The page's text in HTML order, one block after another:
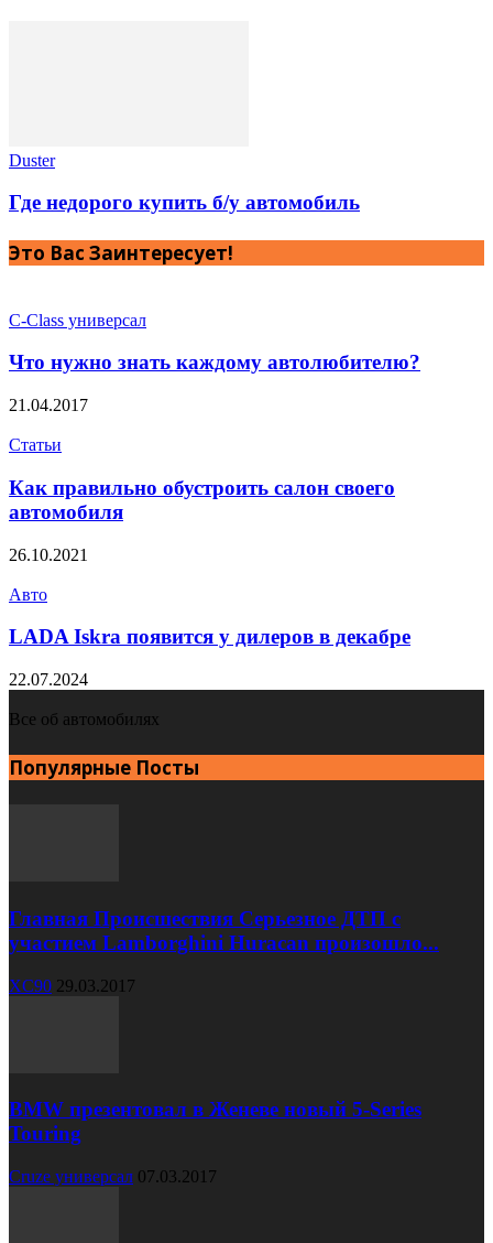
Duster
Где недорого купить б/у автомобиль
Это Вас Заинтересует!
C-Class универсал
Что нужно знать каждому автолюбителю?
21.04.2017
Статьи
Как правильно обустроить салон своего
автомобиля
26.10.2021
Авто
LADA Iskra появится у дилеров в декабре
22.07.2024
Все об автомобилях
Популярные Посты
Главная Происшествия Серьезное ДТП с
участием Lamborghini Huracan произошло...
XC90 29.03.2017
BMW презентовал в Женеве новый 5-Series
Touring
Cruze универсал 07.03.2017